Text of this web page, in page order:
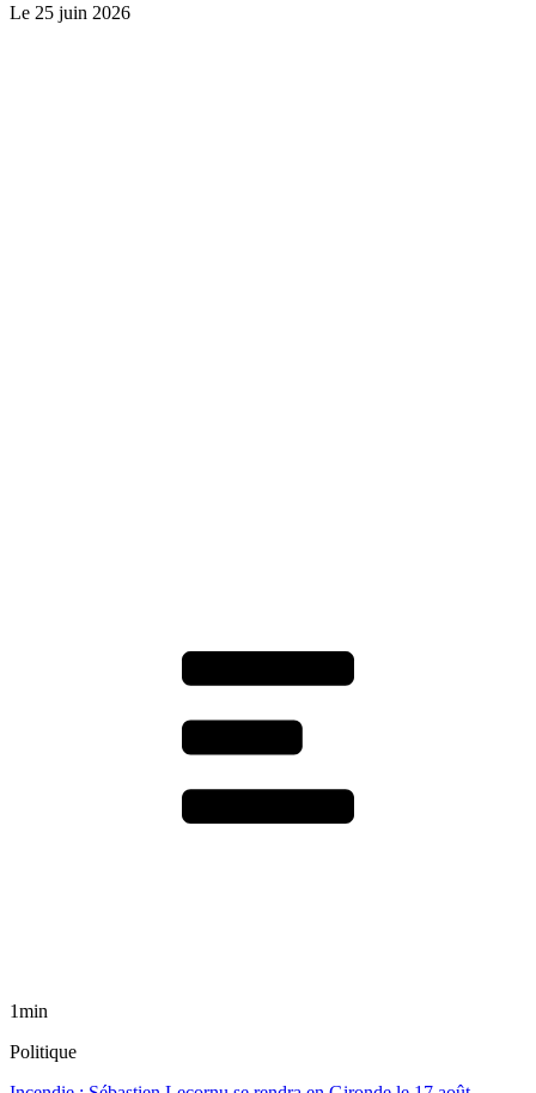
Le 25 juin 2026
1min
Politique